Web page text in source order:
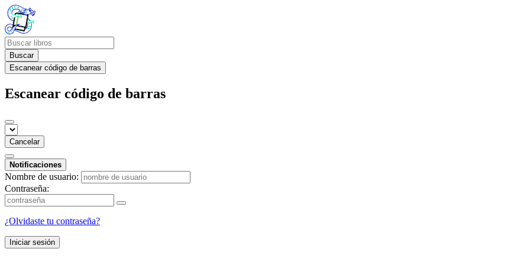
Buscar
Escanear código de barras
Escanear código de barras
Cancelar
Notificaciones
Nombre de usuario:
Contraseña:
¿Olvidaste tu contraseña?
Iniciar sesión